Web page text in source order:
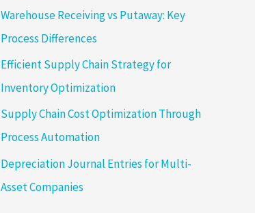
Warehouse Receiving vs Putaway: Key
Process Differences
Efficient Supply Chain Strategy for
Inventory Optimization
Supply Chain Cost Optimization Through
Process Automation
Depreciation Journal Entries for Multi-
Asset Companies